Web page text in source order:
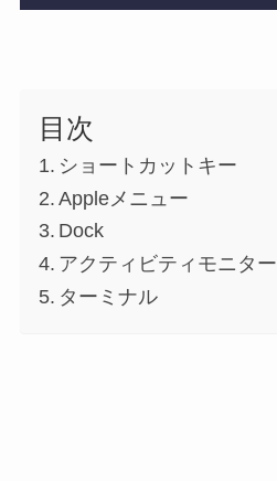
目次
ショートカットキー
Appleメニュー
Dock
アクティビティモニター
ターミナル